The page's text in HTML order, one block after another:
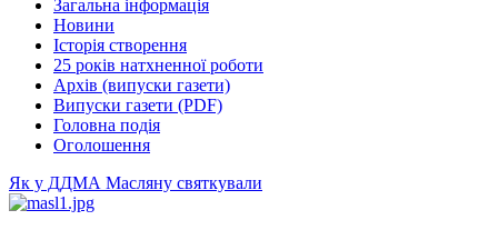
Загальна інформація
Новини
Історія створення
25 років натхненної роботи
Архів (випуски газети)
Випуски газети (PDF)
Головна подія
Оголошення
Як у ДДМА Масляну святкували